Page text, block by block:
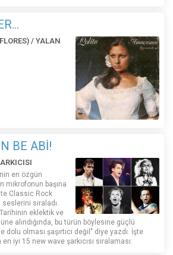
/ YALAN
BE ABİ!
en özgün
mikrofonun başına
Classic Rock
sıraladı.
eklektik ve
alındığında, bu türün böylesine güçlü
olması şaşırtıcı değil" diye yazdı. İşte
iyi 15 new wave şarkıcısı sıralaması: